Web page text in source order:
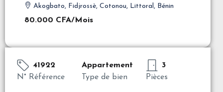
Akogbato, Fidjrossè, Cotonou, Littoral, Bénin
80.000 CFA/Mois
41922
N° Référence
Appartement
Type de bien
3
Pièces